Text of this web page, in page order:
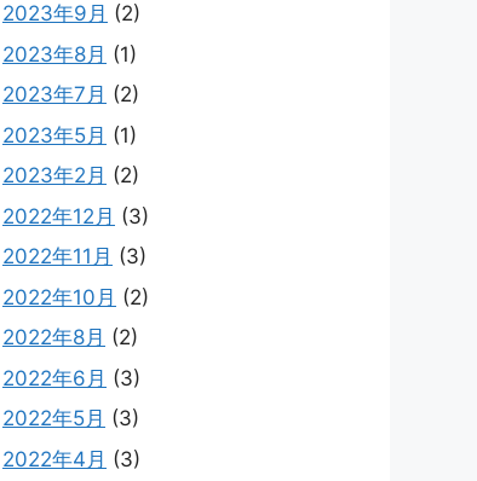
2023年9月 (2)
2023年8月 (1)
2023年7月 (2)
2023年5月 (1)
2023年2月 (2)
2022年12月 (3)
2022年11月 (3)
2022年10月 (2)
2022年8月 (2)
2022年6月 (3)
2022年5月 (3)
2022年4月 (3)